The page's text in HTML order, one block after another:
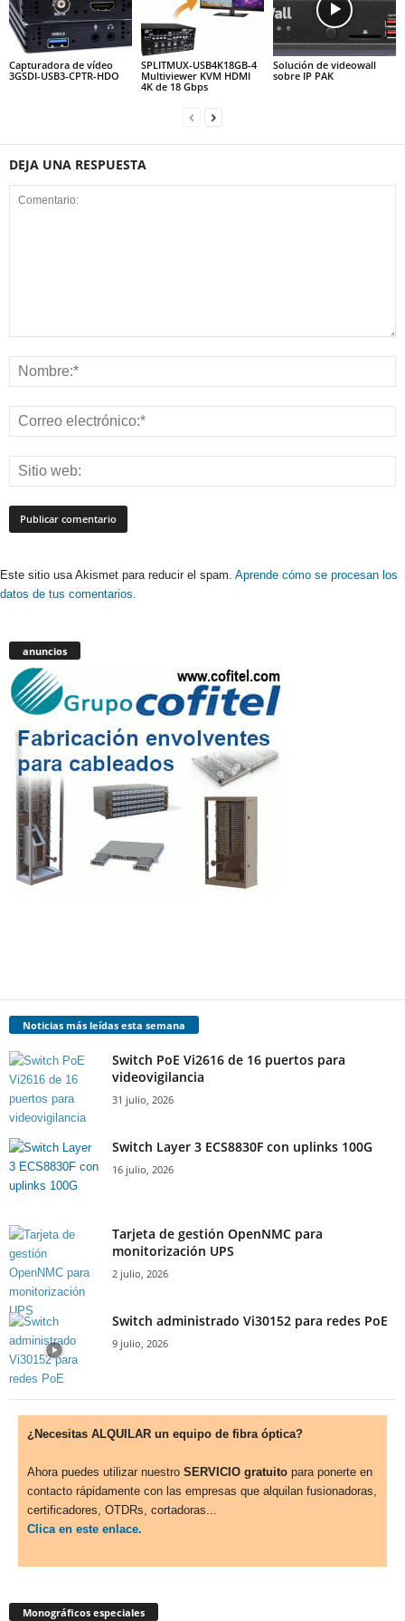
Capturadora de vídeo
3GSDI-USB3-CPTR-HDO
SPLITMUX-USB4K18GB-4
Multiviewer KVM HDMI
4K de 18 Gbps
Solución de videowall
sobre IP PAK
DEJA UNA RESPUESTA
Este sitio usa Akismet para reducir el spam. Aprende cómo se procesan los
datos de tus comentarios.
anuncios
Noticias más leídas esta semana
Switch PoE Vi2616 de 16 puertos para
videovigilancia
31 julio, 2026
Switch Layer 3 ECS8830F con uplinks 100G
16 julio, 2026
Tarjeta de gestión OpenNMC para
monitorización UPS
2 julio, 2026
Switch administrado Vi30152 para redes PoE
9 julio, 2026
¿Necesitas ALQUILAR un equipo de fibra óptica?
Ahora puedes utilizar nuestro SERVICIO gratuito para ponerte en
contacto rápidamente con las empresas que alquilan fusionadoras,
certificadores, OTDRs, cortadoras...
Clica en este enlace.
Monográficos especiales